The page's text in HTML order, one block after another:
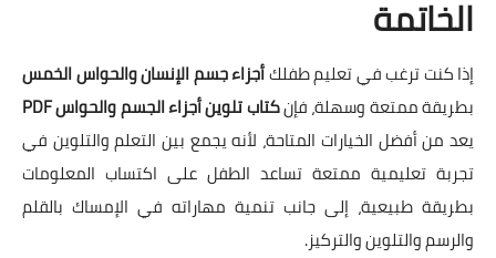
الخاتمة
إذا كنت ترغب في تعليم طفلكأجزاء جسم الإنسان والحواس الخمس
بطريقة ممتعة وسهلة، فإنكتاب تلوين أجزاء الجسم والحواس PDF
يعد من أفضل الخيارات المتاحة، لأنه يجمع بين التعلم والتلوين في
تجربة تعليمية ممتعة تساعد الطفل على اكتساب المعلومات
بطريقة طبيعية، إلى جانب تنمية مهاراته في الإمساك بالقلم
والرسم والتلوين والتركيز.